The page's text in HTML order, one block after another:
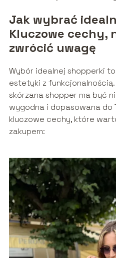
Jak wybrać
Kluczowe cechy,
zwrócić uwagę
Wybór idealnej shopperki
estetyki z
skórzana shopper ma być
wygodna i dopasowana do
kluczowe cechy, które
zakupem: